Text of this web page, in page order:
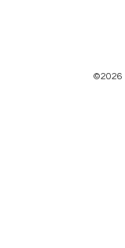
©2026